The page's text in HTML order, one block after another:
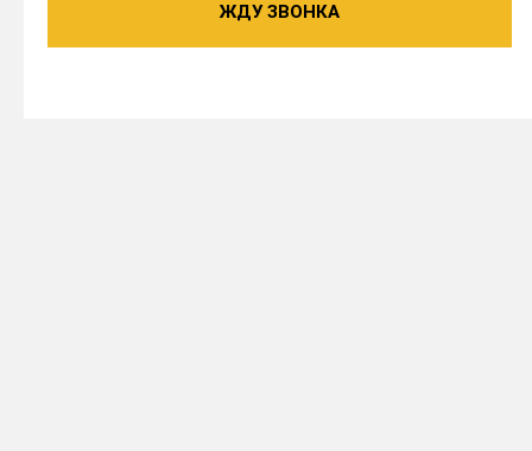
ЖДУ ЗВОНКА